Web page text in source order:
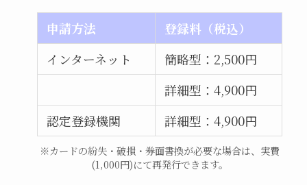
申請方法
登録料（税込）
インターネット
簡略型：2,500円
詳細型：4,900円
認定登録機関
詳細型：4,900円
※カードの紛失・破損・券面書換が必要な場合は、実費
(1,000円)にて再発行できます。